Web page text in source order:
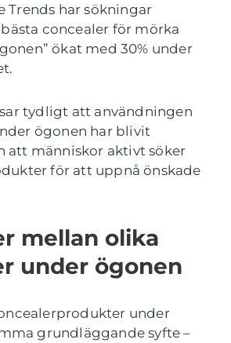
Trends har sökningar
concealer för mörka
ökat med 30% under
tydligt att användningen
ögonen har blivit
att människor aktivt söker
för att uppnå önskade
mellan olika
under ögonen
under
grundläggande syfte –